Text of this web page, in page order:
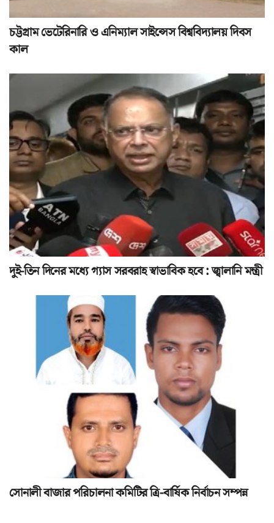
চট্টগ্রাম ভেটেরিনারি ও এনিম্যাল সাইন্সেস বিশ্ববিদ্যালয় দিবস
কাল
দুই-তিন দিনের মধ্যে গ্যাস সরবরাহ স্বাভাবিক হবে : জ্বালানি মন্ত্রী
সোনালী বাজার পরিচালনা কমিটির ত্রি-বার্ষিক নির্বাচন সম্পন্ন